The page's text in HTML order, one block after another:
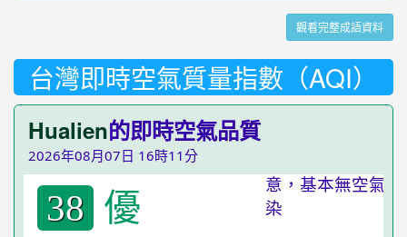
觀看完整成語資料
台灣即時空氣質量指數（AQI）
Hualien的即時空氣品質
2026年08月07日 16時11分
38 優